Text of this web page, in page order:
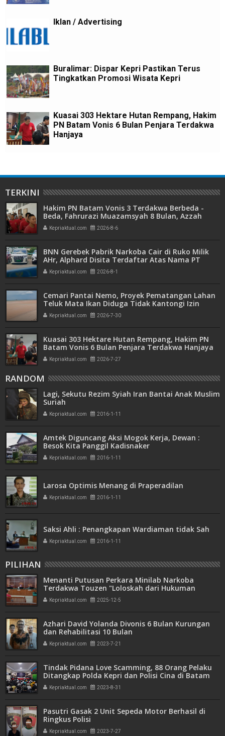
Iklan / Advertising
Buralimar: Dispar Kepri Pastikan Terus
Tingkatkan Promosi Wisata Kepri
Kuasai 303 Hektare Hutan Rempang, Hakim
PN Batam Vonis 6 Bulan Penjara Terdakwa
Hanjaya
TERKINI
Hakim PN Batam Vonis 3 Terdakwa Berbeda -
Beda, Fahrurazi Muazamsyah 8 Bulan, Azzah
Azzurah dan Risma Divonis 2 Tahun 6 Bulan
Kepriaktual.com 2026-8-6
BNN Gerebek Pabrik Narkoba Cair di Ruko Milik
AHr, Alphard Disita Terdaftar Atas Nama PT
Mitra Usaha Properti
Kepriaktual.com 2026-8-1
Cemari Pantai Nemo, Proyek Pematangan Lahan
Teluk Mata Ikan Diduga Tidak Kantongi Izin
Amdal
Kepriaktual.com 2026-7-30
Kuasai 303 Hektare Hutan Rempang, Hakim PN
Batam Vonis 6 Bulan Penjara Terdakwa Hanjaya
Kepriaktual.com 2026-7-27
RANDOM
Lagi, Sekutu Rezim Syiah Iran Bantai Anak Muslim
Suriah
Kepriaktual.com 2016-1-11
Amtek Diguncang Aksi Mogok Kerja, Dewan :
Besok Kita Panggil Kadisnaker
Kepriaktual.com 2016-1-11
Larosa Optimis Menang di Praperadilan
Kepriaktual.com 2016-1-11
Saksi Ahli : Penangkapan Wardiaman tidak Sah
Kepriaktual.com 2016-1-11
PILIHAN
Menanti Putusan Perkara Minilab Narkoba
Terdakwa Touzen "Loloskah dari Hukuman
Seumur Hidup atau Mati"
Kepriaktual.com 2025-12-5
Azhari David Yolanda Divonis 6 Bulan Kurungan
dan Rehabilitasi 10 Bulan
Kepriaktual.com 2023-7-21
Tindak Pidana Love Scamming, 88 Orang Pelaku
Ditangkap Polda Kepri dan Polisi Cina di Batam
Kepriaktual.com 2023-8-31
Pasutri Gasak 2 Unit Sepeda Motor Berhasil di
Ringkus Polisi
Kepriaktual.com 2023-7-27